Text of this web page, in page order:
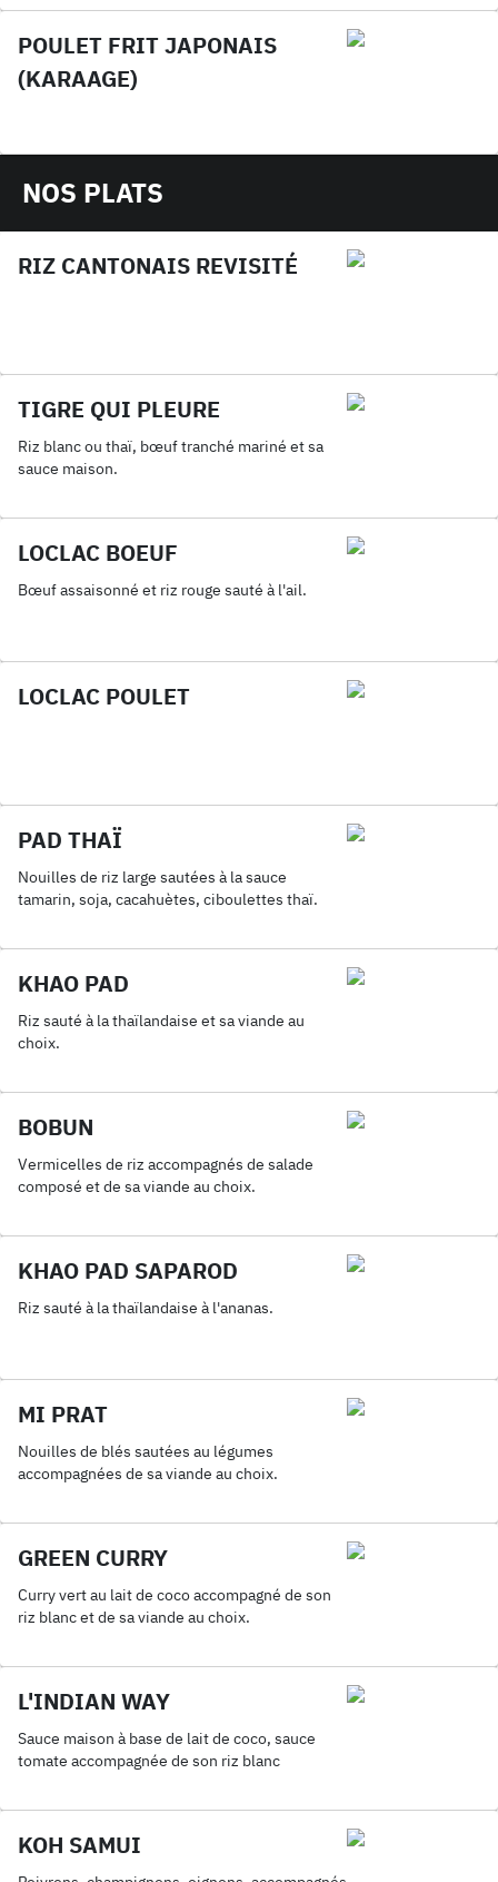
POULET FRIT JAPONAIS
(KARAAGE)
NOS PLATS
RIZ CANTONAIS REVISITÉ
TIGRE QUI PLEURE
Riz blanc ou thaï, bœuf tranché mariné et sa
sauce maison.
LOCLAC BOEUF
Bœuf assaisonné et riz rouge sauté à l'ail.
LOCLAC POULET
PAD THAÏ
Nouilles de riz large sautées à la sauce
tamarin, soja, cacahuètes, ciboulettes thaï.
KHAO PAD
Riz sauté à la thaïlandaise et sa viande au
choix.
BOBUN
Vermicelles de riz accompagnés de salade
composé et de sa viande au choix.
KHAO PAD SAPAROD
Riz sauté à la thaïlandaise à l'ananas.
MI PRAT
Nouilles de blés sautées au légumes
accompagnées de sa viande au choix.
GREEN CURRY
Curry vert au lait de coco accompagné de son
riz blanc et de sa viande au choix.
L'INDIAN WAY
Sauce maison à base de lait de coco, sauce
tomate accompagnée de son riz blanc
KOH SAMUI